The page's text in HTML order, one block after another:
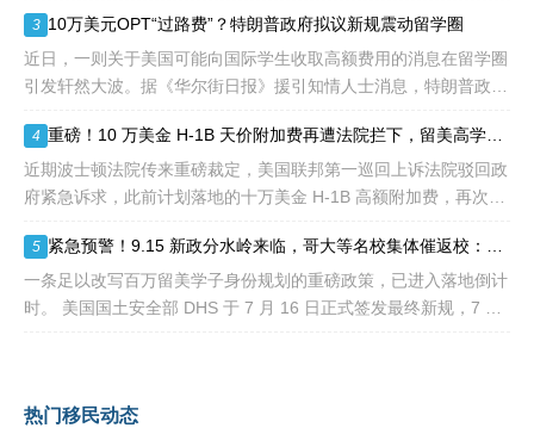
3 10万美元OPT“过路费”？特朗普政府拟议新规震动留学圈
近日，一则关于美国可能向国际学生收取高额费用的消息在留学圈
引发轩然大波。据《华尔街日报》援引知情人士消息，特朗普政府
中可能包括高达10万美元
4
近期波士顿法院传来重磅裁定，美国联邦第一巡回上诉法院驳回政
府紧急诉求，此前计划落地的十万美金 H-1B 高额附加费，再次被
5
一条足以改写百万留美学子身份规划的重磅政策，已进入落地倒计
时。 美国国土安全部 DHS 于 7 月 16 日正式签发最终新规，7 月
热门移民动态